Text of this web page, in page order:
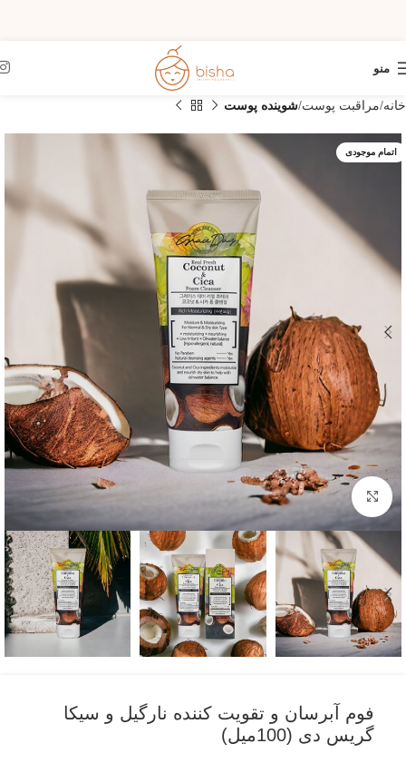
منو
خانه مراقبت پوست شوینده پوست
اتمام موجودی
بزرگنمایی تصویر
فوم آبرسان و تقویت کننده نارگیل و سیکا
گریس دی (100میل)